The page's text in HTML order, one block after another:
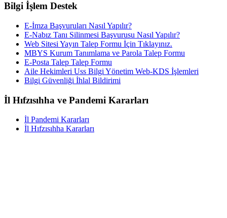
Bilgi İşlem Destek
E-İmza Başvuruları Nasıl Yapılır?
E-Nabız Tanı Silinmesi Başvurusu Nasıl Yapılır?
Web Sitesi Yayın Talep Formu İçin Tıklayınız.
MBYS Kurum Tanımlama ve Parola Talep Formu
E-Posta Talep Talep Formu
Aile Hekimleri Uss Bilgi Yönetim Web-KDS İşlemleri
Bilgi Güvenliği İhlal Bildirimi
İl Hıfzısıhha ve Pandemi Kararları
İl Pandemi Kararları
İl Hıfzısıhha Kararları